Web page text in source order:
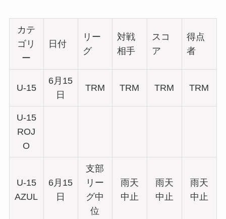
カテ
ゴリ
ー
日付
リー
グ
対戦
相手
スコ
ア
得点
者
U-15
6月15
日
TRM TRM TRM TRM
U-15
ROJ
O
U-15
AZUL
6月15
日
支部
リー
グ中
位
雨天
中止
雨天
中止
雨天
中止